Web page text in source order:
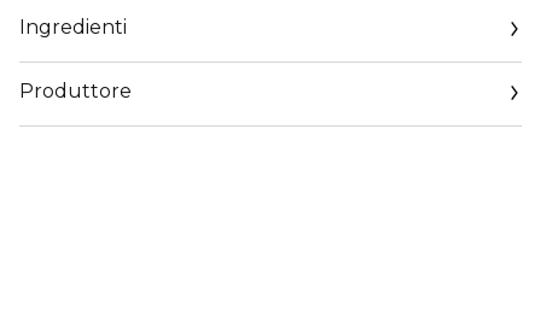
delicatamente fino a completo assorbimento.
Ingredienti
Produttore